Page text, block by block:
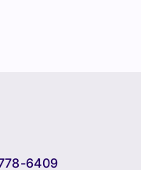
6409